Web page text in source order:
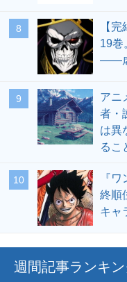
【
19巻
――虐
アニ
者・
は異
るこ
『
終順
キャ
週間記事ランキ